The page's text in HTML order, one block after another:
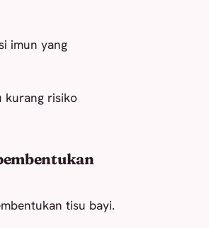
imun yang
kurang risiko
tisu bayi.